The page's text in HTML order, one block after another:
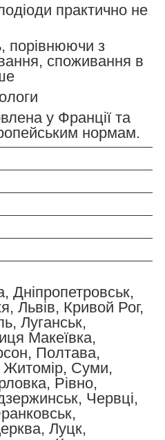
практично не
з
споживання в
у Франції та
нормам.
Дніпропетровськ,
Львів, Кривой Рог,
Луганськ,
Макеївка,
Полтава,
Житомір, Суми,
Рівно,
Червці,
Луцк,